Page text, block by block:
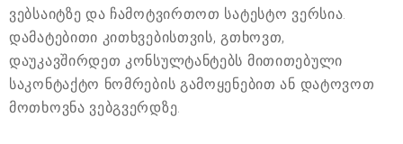
ვებსაიტზე და ჩამოტვირთოთ სატესტო ვერსია.
დამატებითი კითხვებისთვის, გთხოვთ,
დაუკავშირდეთ კონსულტანტებს მითითებული
საკონტაქტო ნომრების გამოყენებით ან დატოვოთ
მოთხოვნა ვებგვერდზე.